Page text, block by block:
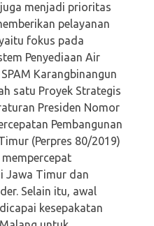
menjadi prioritas
pelayanan
fokus pada
Penyediaan Air
Karangbinangun
satu Proyek Strategis
Presiden Nomor
Pembangunan
(Perpres 80/2019)
Jawa Timur dan
Selain itu, awal
kesepakatan